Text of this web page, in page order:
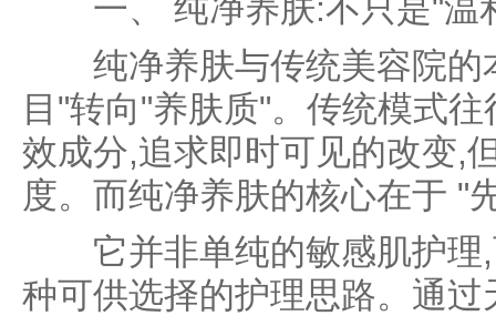
一、 纯净养肤:不只是"温
纯净养肤与传统美容院的
目"转向"养肤质"。传统模式
效成分,追求即时可见的改变,
度。而纯净养肤的核心在于 "
它并非单纯的敏感肌护理,
种可供选择的护理思路。通